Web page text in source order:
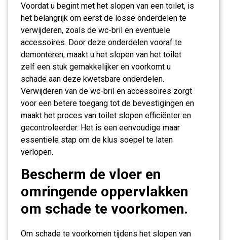
Voordat u begint met het slopen van een toilet, is
het belangrijk om eerst de losse onderdelen te
verwijderen, zoals de wc-bril en eventuele
accessoires. Door deze onderdelen vooraf te
demonteren, maakt u het slopen van het toilet
zelf een stuk gemakkelijker en voorkomt u
schade aan deze kwetsbare onderdelen.
Verwijderen van de wc-bril en accessoires zorgt
voor een betere toegang tot de bevestigingen en
maakt het proces van toilet slopen efficiënter en
gecontroleerder. Het is een eenvoudige maar
essentiële stap om de klus soepel te laten
verlopen.
Bescherm de vloer en
omringende oppervlakken
om schade te voorkomen.
Om schade te voorkomen tijdens het slopen van